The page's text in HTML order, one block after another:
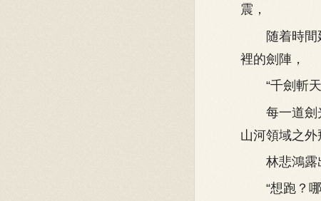
震，
随着時間延
裡的劍陣，
“千劍斬天
每一道劍光
山河領域之外
林悲鴻露出
“想跑？哪